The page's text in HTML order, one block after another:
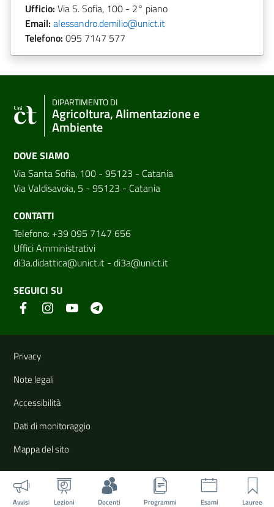
Ufficio: Via S. Sofia, 100 - 2° piano
Email: alessandro.demilio@unict.it
Telefono: 095 7147 577
Avvisi Lezioni Docenti Programmi Esami Lauree
DIPARTIMENTO DI
Agricoltura, Alimentazione e
Ambiente
DOVE SIAMO
Via Santa Sofia, 100 - 95123 - Catania
Via Valdisavoia, 5 - 95123 - Catania
CONTATTI
Telefono: +39 095 7147 656
Uffici Amministrativi
di3a.didattica@unict.it - di3a@unict.it
SEGUICI SU
Link e informazioni utili
Privacy
Note legali
Accessibilità
Dati di monitoraggio
Mappa del sito